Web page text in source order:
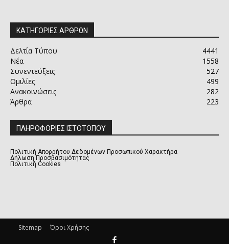
ΚΑΤΗΓΟΡΙΕΣ ΑΡΘΡΩΝ
Δελτία Τύπου
4441
Νέα
1558
Συνεντεύξεις
527
Ομιλίες
499
Ανακοινώσεις
282
Άρθρα
223
ΠΛΗΡΟΦΟΡΙΕΣ ΙΣΤΟΤΟΠΟΥ
Πολιτική Απορρήτου Δεδομένων Προσωπικού Χαρακτήρα
Δήλωση Προσβασιμότητας
Πολιτική Cookies
Sitemap Όροι Χρήσης